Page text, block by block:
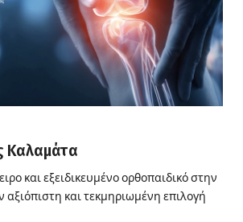
Καλαμάτα
και εξειδικευμένο ορθοπαιδικό στην
και τεκμηριωμένη επιλογή